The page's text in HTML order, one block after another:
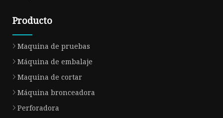
Producto
Maquina de pruebas
Máquina de embalaje
Maquina de cortar
Máquina bronceadora
Perforadora